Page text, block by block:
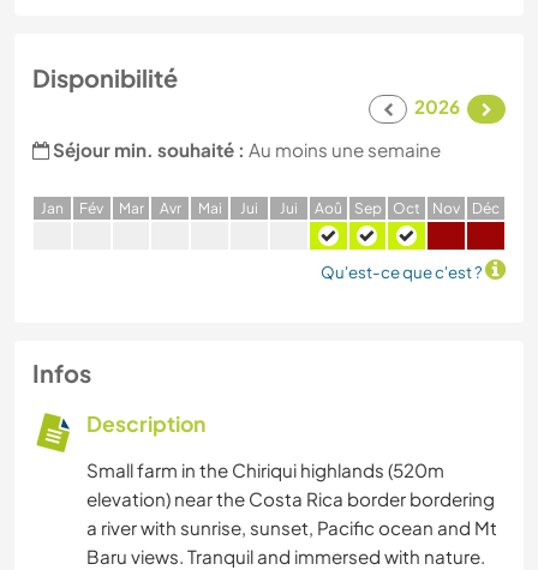
Disponibilité
2026
Séjour min. souhaité : Au moins une semaine
Jan Fév Mar Avr Mai Jui Jui Aoû Sep Oct Nov Déc
Qu'est-ce que c'est ?
Infos
Description
Small farm in the Chiriqui highlands (520m
elevation) near the Costa Rica border bordering
a river with sunrise, sunset, Pacific ocean and Mt
Baru views. Tranquil and immersed with nature.